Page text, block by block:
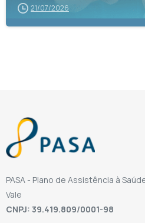
21/07/2026
PASA - Plano de Assistência à
Vale
CNPJ: 39.419.809/0001-98